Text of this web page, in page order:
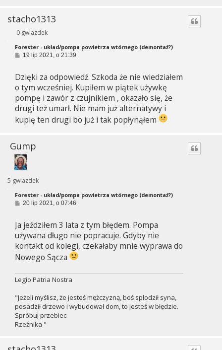
stacho1313
0 gwiazdek
Forester - układ/pompa powietrza wtórnego (demontaż?)
P
t
19 lip 2021, o 21:39
Dzięki za odpowiedź. Szkoda że nie wiedziałem
o tym wcześniej. Kupiłem w piątek używkę
pompę i zawór z czujnikiem , okazało się, że
drugi też umarł. Nie mam już alternatywy i
kupię ten drugi bo już i tak popłynąłem
Gump
5 gwiazdek
Forester - układ/pompa powietrza wtórnego (demontaż?)
P
t
20 lip 2021, o 07:46
Ja jeździłem 3 lata z tym błędem. Pompa
używana długo nie popracuje. Gdyby nie
kontakt od kolegi, czekałaby mnie wyprawa do
Nowego Sącza
Legio Patria Nostra
"Jeżeli myślisz, że jesteś mężczyzną, boś spłodził syna,
posadził drzewo i wybudował dom, to jesteś w błędzie.
Spróbuj przebiec
Rzeźnika "